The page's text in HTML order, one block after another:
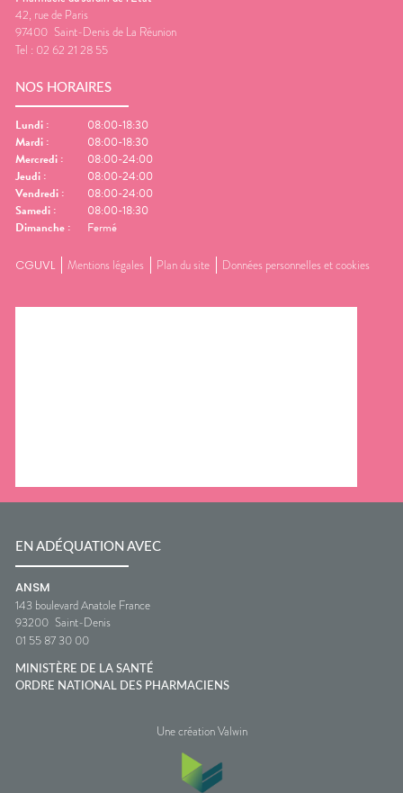
42, rue de Paris
97400 Saint-Denis de La Réunion
Tel : 02 62 21 28 55
NOS HORAIRES
Lundi :
08:00-18:30
Mardi :
08:00-18:30
Mercredi :
08:00-24:00
Jeudi :
08:00-24:00
Vendredi :
08:00-24:00
Samedi :
08:00-18:30
Dimanche : Fermé
CGUVL Mentions légales Plan du site Données personnelles et cookies
EN ADÉQUATION AVEC
ANSM
143 boulevard Anatole France
93200 Saint-Denis
01 55 87 30 00
MINISTÈRE DE LA SANTÉ
ORDRE NATIONAL DES PHARMACIENS
Une création Valwin